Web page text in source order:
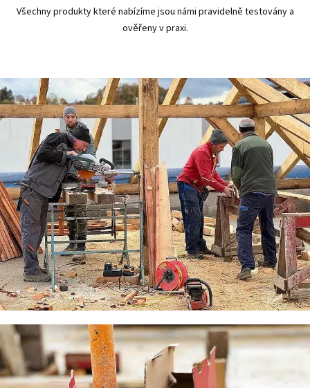
Všechny produkty které nabízíme jsou námi pravidelně testovány a
ověřeny v praxi.